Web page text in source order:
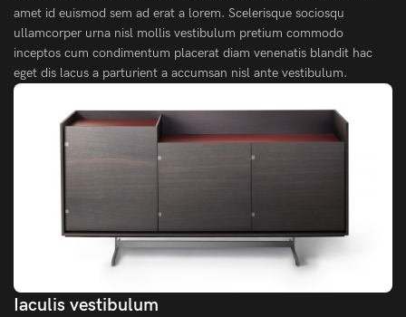
amet id euismod sem ad erat a lorem. Scelerisque sociosqu
ullamcorper urna nisl mollis vestibulum pretium commodo
inceptos cum condimentum placerat diam venenatis blandit hac
eget dis lacus a parturient a accumsan nisl ante vestibulum.
Iaculis vestibulum